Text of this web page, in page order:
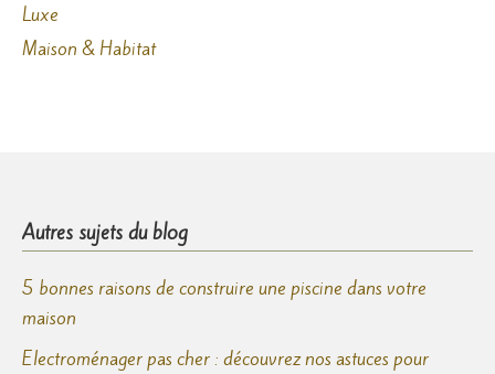
Luxe
Maison & Habitat
Autres sujets du blog
5 bonnes raisons de construire une piscine dans votre
maison
Electroménager pas cher : découvrez nos astuces pour